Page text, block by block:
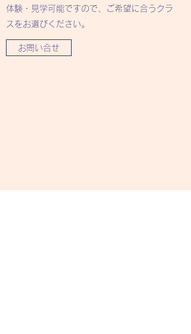
体験・見学可能ですので、ご希望に合うクラ
スをお選びください。
お問い合せ